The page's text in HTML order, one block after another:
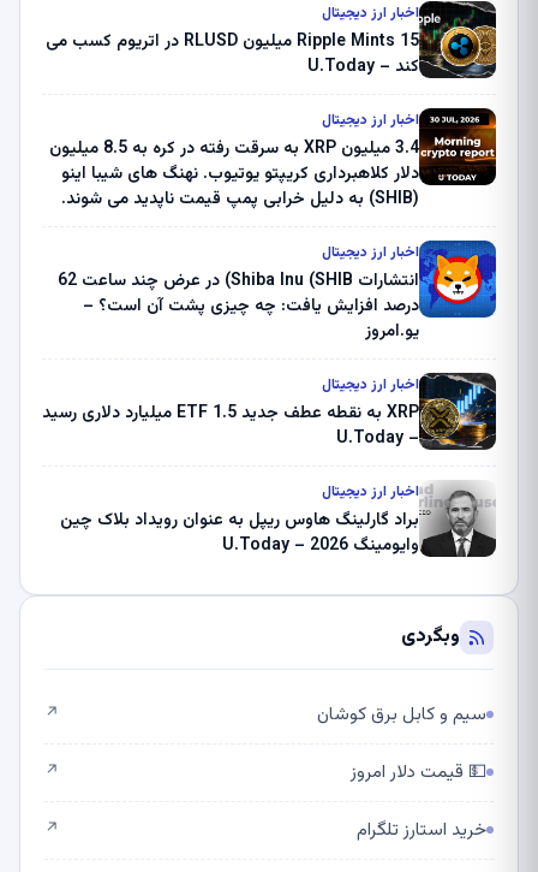
اخبار ارز دیجیتال
Ripple Mints 15 میلیون RLUSD در اتریوم کسب می
کند – U.Today
اخبار ارز دیجیتال
3.4 میلیون XRP به سرقت رفته در کره به 8.5 میلیون
دلار کلاهبرداری کریپتو یوتیوب. نهنگ های شیبا اینو
(SHIB) به دلیل خرابی پمپ قیمت ناپدید می شوند.
ثبت کرد – گزارش کریپتو صبح – U.Today
اخبار ارز دیجیتال
انتشارات Shiba Inu (SHIB) در عرض چند ساعت 62
درصد افزایش یافت: چه چیزی پشت آن است؟ –
یو.امروز
اخبار ارز دیجیتال
XRP به نقطه عطف جدید ETF 1.5 میلیارد دلاری رسید
– U.Today
اخبار ارز دیجیتال
براد گارلینگ هاوس ریپل به عنوان رویداد بلاک چین
وایومینگ 2026 – U.Today
وبگردی
سیم و کابل برق کوشان ↗
💵 قیمت دلار امروز ↗
خرید استارز تلگرام ↗